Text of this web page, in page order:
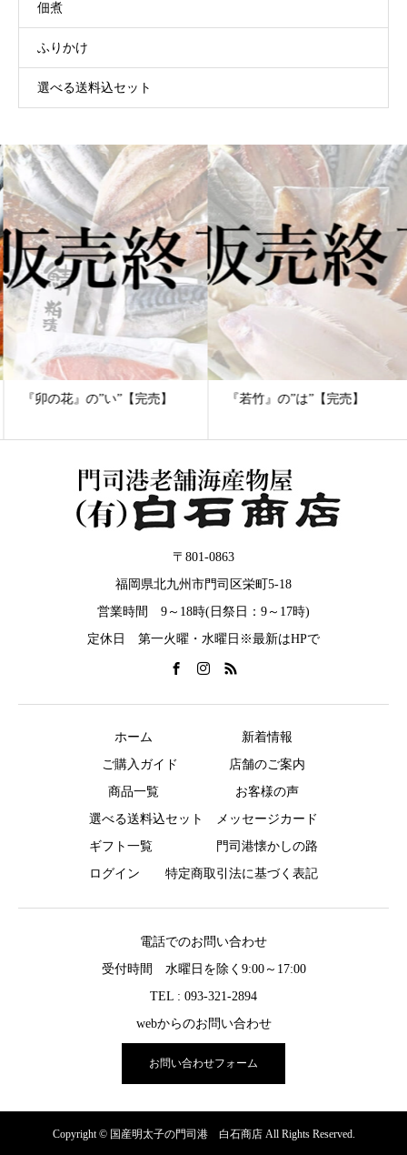
佃煮
ふりかけ
選べる送料込セット
『卯の花』の”い”【完売】 『若竹』の”は”【完売】
〒801-0863
福岡県北九州市門司区栄町5-18
営業時間 9～18時(日祭日：9～17時)
定休日 第一火曜・水曜日※最新はHPで
ホーム
新着情報
ご購入ガイド
店舗のご案内
商品一覧
お客様の声
選べる送料込セット
メッセージカード
ギフト一覧
門司港懐かしの路
ログイン
特定商取引法に基づく表記
電話でのお問い合わせ
受付時間 水曜日を除く9:00～17:00
TEL : 093-321-2894
webからのお問い合わせ
お問い合わせフォーム
Copyright © 国産明太子の門司港 白石商店 All Rights Reserved.